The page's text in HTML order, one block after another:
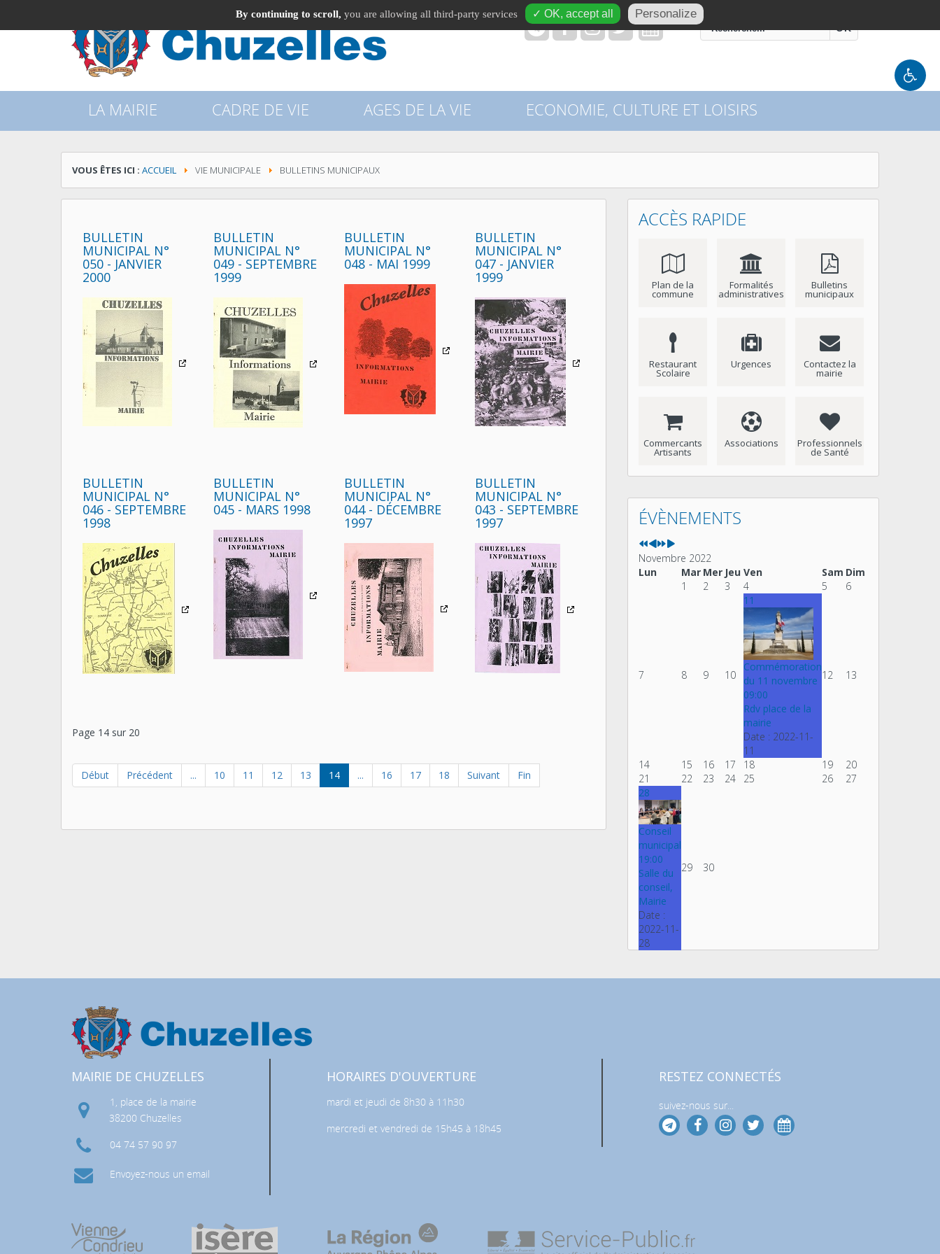
recherche
OK
LA MAIRIE CADRE DE VIE AGES DE LA VIE ECONOMIE, CULTURE ET LOISIRS
VOUS ÊTES ICI : ACCUEIL VIE MUNICIPALE BULLETINS MUNICIPAUX
BULLETIN
MUNICIPAL N°
050 - JANVIER
2000
BULLETIN
MUNICIPAL N°
049 - SEPTEMBRE
1999
BULLETIN
MUNICIPAL N°
048 - MAI 1999
BULLETIN
MUNICIPAL N°
047 - JANVIER
1999
BULLETIN
MUNICIPAL N°
046 - SEPTEMBRE
1998
BULLETIN
MUNICIPAL N°
045 - MARS 1998
BULLETIN
MUNICIPAL N°
044 - DÉCEMBRE
1997
BULLETIN
MUNICIPAL N°
043 - SEPTEMBRE
1997
Page 14 sur 20
Début Précédent ... 10 11 12 13 14 ... 16 17 18 Suivant Fin
ACCÈS RAPIDE
Plan de la
commune
Formalités
administratives
Bulletins
municipaux
Restaurant
Scolaire
Urgences Contactez la
mairie
Commercants
Artisants
Associations Professionnels
de Santé
ÉVÈNEMENTS
Année
précédente
Mois
précédent
Année
suivante
Mois
suivant
Novembre 2022
Lun
Mar Mer Jeu Ven Sam Dim
1
2 3 4 5 6
7 8 9 10
11
Commémoration
du 11 novembre
09:00
Rdv place de la
mairie
Date : 2022-11-
11
12 13
14 15 16 17 18 19
20
21
22 23 24 25 26
27
28
Conseil
municipal
19:00
Salle du
conseil,
Mairie
Date :
2022-11-
28
29 30
MAIRIE DE CHUZELLES
1, place de la mairie
38200 Chuzelles
04 74 57 90 97
Envoyez-nous un email
HORAIRES D'OUVERTURE
mardi et jeudi de 8h30 à 11h30
mercredi et vendredi de 15h45 à 18h45
RESTEZ CONNECTÉS
suivez-nous sur...
By continuing to scroll, you are allowing all third-party services ✓ OK, accept all Personalize